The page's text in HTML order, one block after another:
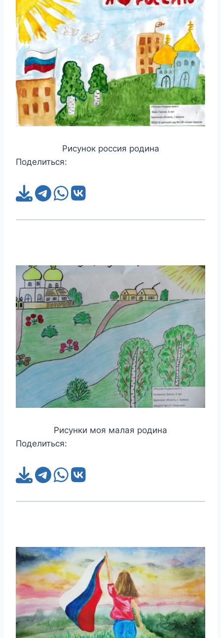
Рисунок россия родина
Поделиться:
Рисунки моя малая родина
Поделиться: